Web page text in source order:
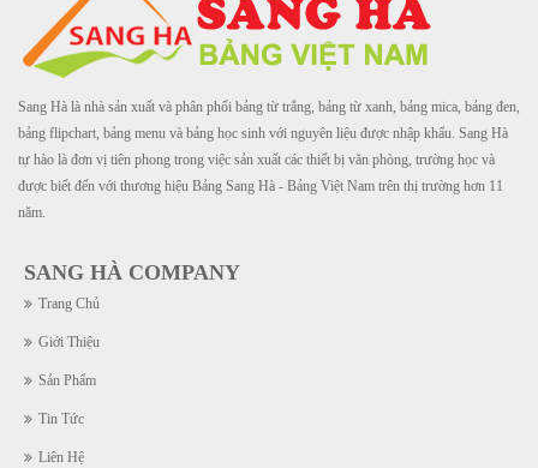
Sang Hà là nhà sản xuất và phân phối bảng từ trắng, bảng từ xanh, bảng mica, bảng đen,
bảng flipchart, bảng menu và bảng học sinh với nguyên liệu được nhập khẩu. Sang Hà
tự hào là đơn vị tiên phong trong việc sản xuất các thiết bị văn phòng, trường học và
được biết đến với thương hiệu Bảng Sang Hà - Bảng Việt Nam trên thị trường hơn 11
năm.
SANG HÀ COMPANY
Trang Chủ
Giới Thiệu
Sản Phẩm
Tin Tức
Liên Hệ